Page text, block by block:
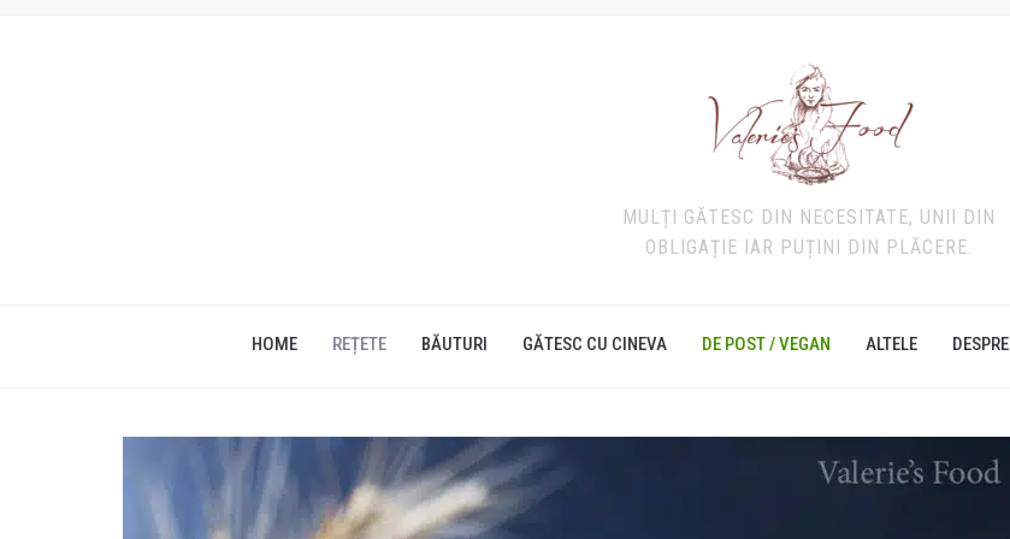
MULȚI GĂTESC DIN NECESITATE, UNII DIN
OBLIGAȚIE IAR PUȚINI DIN PLĂCERE.
HOME REȚETE BĂUTURI GĂTESC CU CINEVA DE POST / VEGAN ALTELE DESPRE